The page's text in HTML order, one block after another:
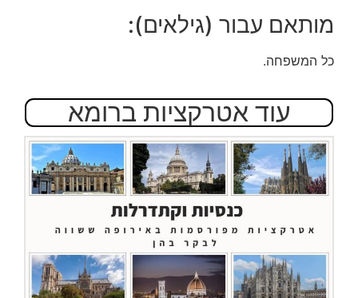
מותאם עבור (גילאים):
כל המשפחה.
עוד אטרקציות ברומא